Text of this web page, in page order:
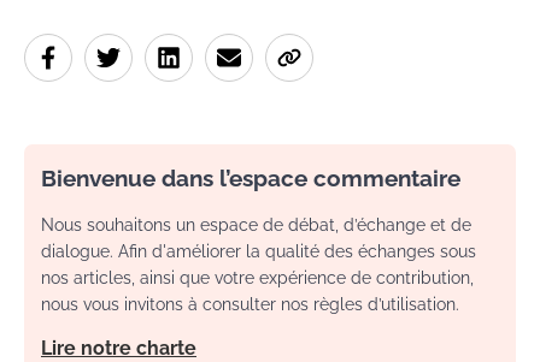
Bienvenue dans l’espace commentaire
Nous souhaitons un espace de débat, d’échange et de
dialogue. Afin d'améliorer la qualité des échanges sous
nos articles, ainsi que votre expérience de contribution,
nous vous invitons à consulter nos règles d’utilisation.
Lire notre charte